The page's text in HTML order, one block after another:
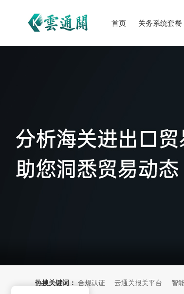
首页 关务系统套餐
热搜关键词： 合规认证 云通关报关平台 智